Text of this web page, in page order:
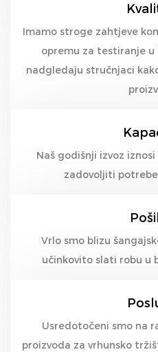
Imamo stroge zahtjeve
opremu za testiranje u
nadgledaju stručnjaci
Naš godišnji izvoz
zadovoljiti
Vrlo smo blizu
učinkovito slati robu u
Usredotočeni smo na
proizvoda za vrhunsko